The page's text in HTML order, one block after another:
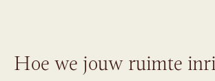
Hoe we jouw ruimte